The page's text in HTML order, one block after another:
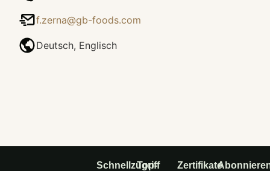
f.zerna@gb-foods.com
Deutsch, Englisch
Schnellzugriff
Top-
Zertifikate